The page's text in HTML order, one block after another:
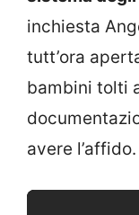
inchiesta
tutt’ora
bambini tolti
avere l’affido.